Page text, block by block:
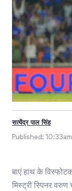
सत्येंद्र पाल सिंह
Published:
बाएं हाथ के
मिस्ट्री स्पिनर